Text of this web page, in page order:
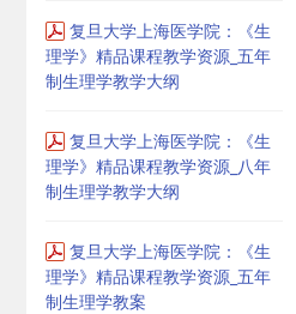
复旦大学上海医学院：《生
理学》精品课程教学资源_五年
制生理学教学大纲
复旦大学上海医学院：《生
理学》精品课程教学资源_八年
制生理学教学大纲
复旦大学上海医学院：《生
理学》精品课程教学资源_五年
制生理学教案